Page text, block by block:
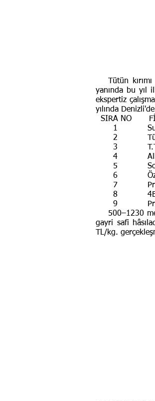
Tütün kırımı
yanında bu yıl
ekspertiz
yılında
SIRA
1 Sunel
2 Türkiye
3 T.T.L.
4 Alliance
5 Socotab
6 Öz - Ege
7 Prestij
8 4B Tütün
9 Protabak
500–1230
gayri safi
TL/kg.